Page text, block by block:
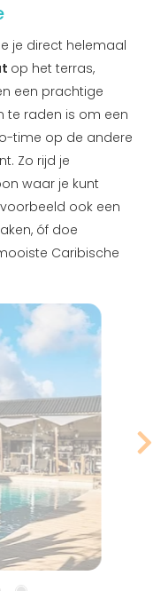
je direct helemaal
op het terras,
een prachtige
te raden is om een
time op de andere
Zo rijd je
waar je kunt
ook een
óf doe
Caribische